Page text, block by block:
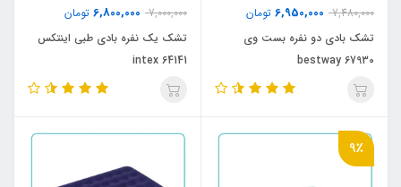
7,480,000
6,950,000 تومان
تشک بادی دو نفره بست وی
bestway 67930
7,000,000
6,800,000 تومان
تشک یک نفره بادی طبی اینتکس
intex 64141
9٪